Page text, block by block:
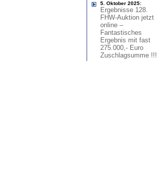
5. Oktober 2025:
Ergebnisse 128.
FHW-Auktion jetzt
online –
Fantastisches
Ergebnis mit fast
275.000,- Euro
Zuschlagsumme !!!